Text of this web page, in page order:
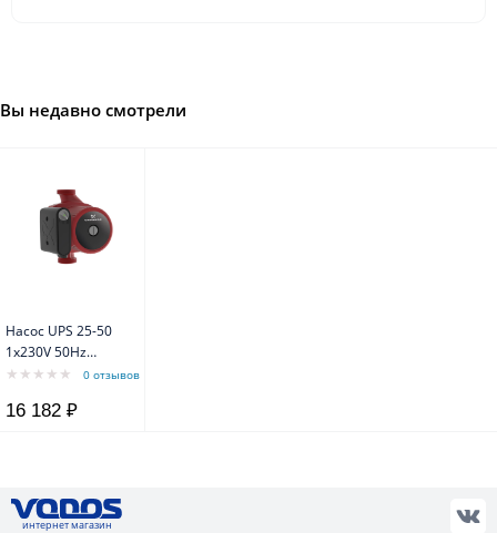
Вы недавно смотрели
Насос UPS 25-50
1x230V 50Hz
Grundfos
0 отзывов
16 182 ₽
интернет магазин